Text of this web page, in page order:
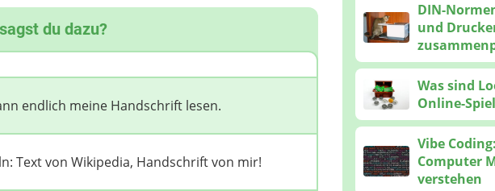
du dazu?
endlich meine Handschrift lesen.
Text von Wikipedia, Handschrift von mir!
DIN-
und
Was sind
Online-
Vibe
Computer
verstehen